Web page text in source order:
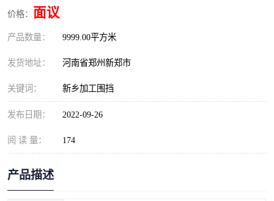
价格： 面议
产品数量： 9999.00平方米
发货地址： 河南省郑州新郑市
关键词： 新乡加工围挡
发布日期： 2022-09-26
阅 读 量： 174
产品描述